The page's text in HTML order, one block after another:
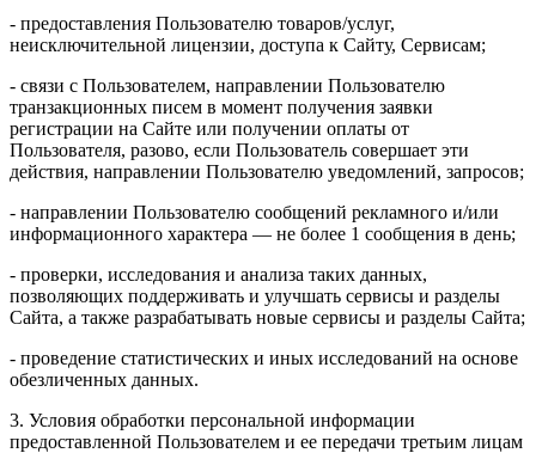
- предоставления Пользователю товаров/услуг,
неисключительной лицензии, доступа к Сайту, Сервисам;
- связи с Пользователем, направлении Пользователю
транзакционных писем в момент получения заявки
регистрации на Сайте или получении оплаты от
Пользователя, разово, если Пользователь совершает эти
действия, направлении Пользователю уведомлений, запросов;
- направлении Пользователю сообщений рекламного и/или
информационного характера — не более 1 сообщения в день;
- проверки, исследования и анализа таких данных,
позволяющих поддерживать и улучшать сервисы и разделы
Сайта, а также разрабатывать новые сервисы и разделы Сайта;
- проведение статистических и иных исследований на основе
обезличенных данных.
3. Условия обработки персональной информации
предоставленной Пользователем и ее передачи третьим лицам